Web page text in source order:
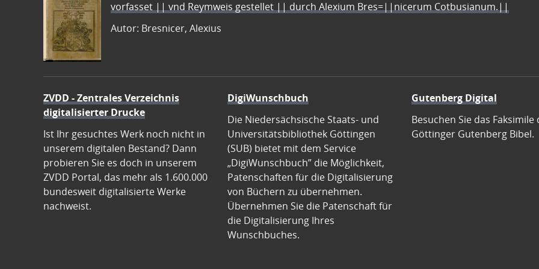
vorfasset || vnd Reymweis gestellet || durch Alexium Bres=||nicerum Cotbusianum.||
Autor: Bresnicer, Alexius
ZVDD - Zentrales Verzeichnis
digitalisierter Drucke
Ist Ihr gesuchtes Werk noch nicht in
unserem digitalen Bestand? Dann
probieren Sie es doch in unserem
ZVDD Portal, das mehr als 1.600.000
bundesweit digitalisierte Werke
nachweist.
DigiWunschbuch
Die Niedersächsische Staats- und
Universitätsbibliothek Göttingen
(SUB) bietet mit dem Service
„DigiWunschbuch” die Möglichkeit,
Patenschaften für die Digitalisierung
von Büchern zu übernehmen.
Übernehmen Sie die Patenschaft für
die Digitalisierung Ihres
Wunschbuches.
Gutenberg Digital
Besuchen Sie das Faksimile
Göttinger Gutenberg Bibel.